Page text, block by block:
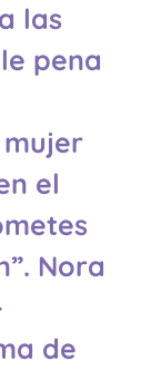
las
pena
mujer
el
Nora
de